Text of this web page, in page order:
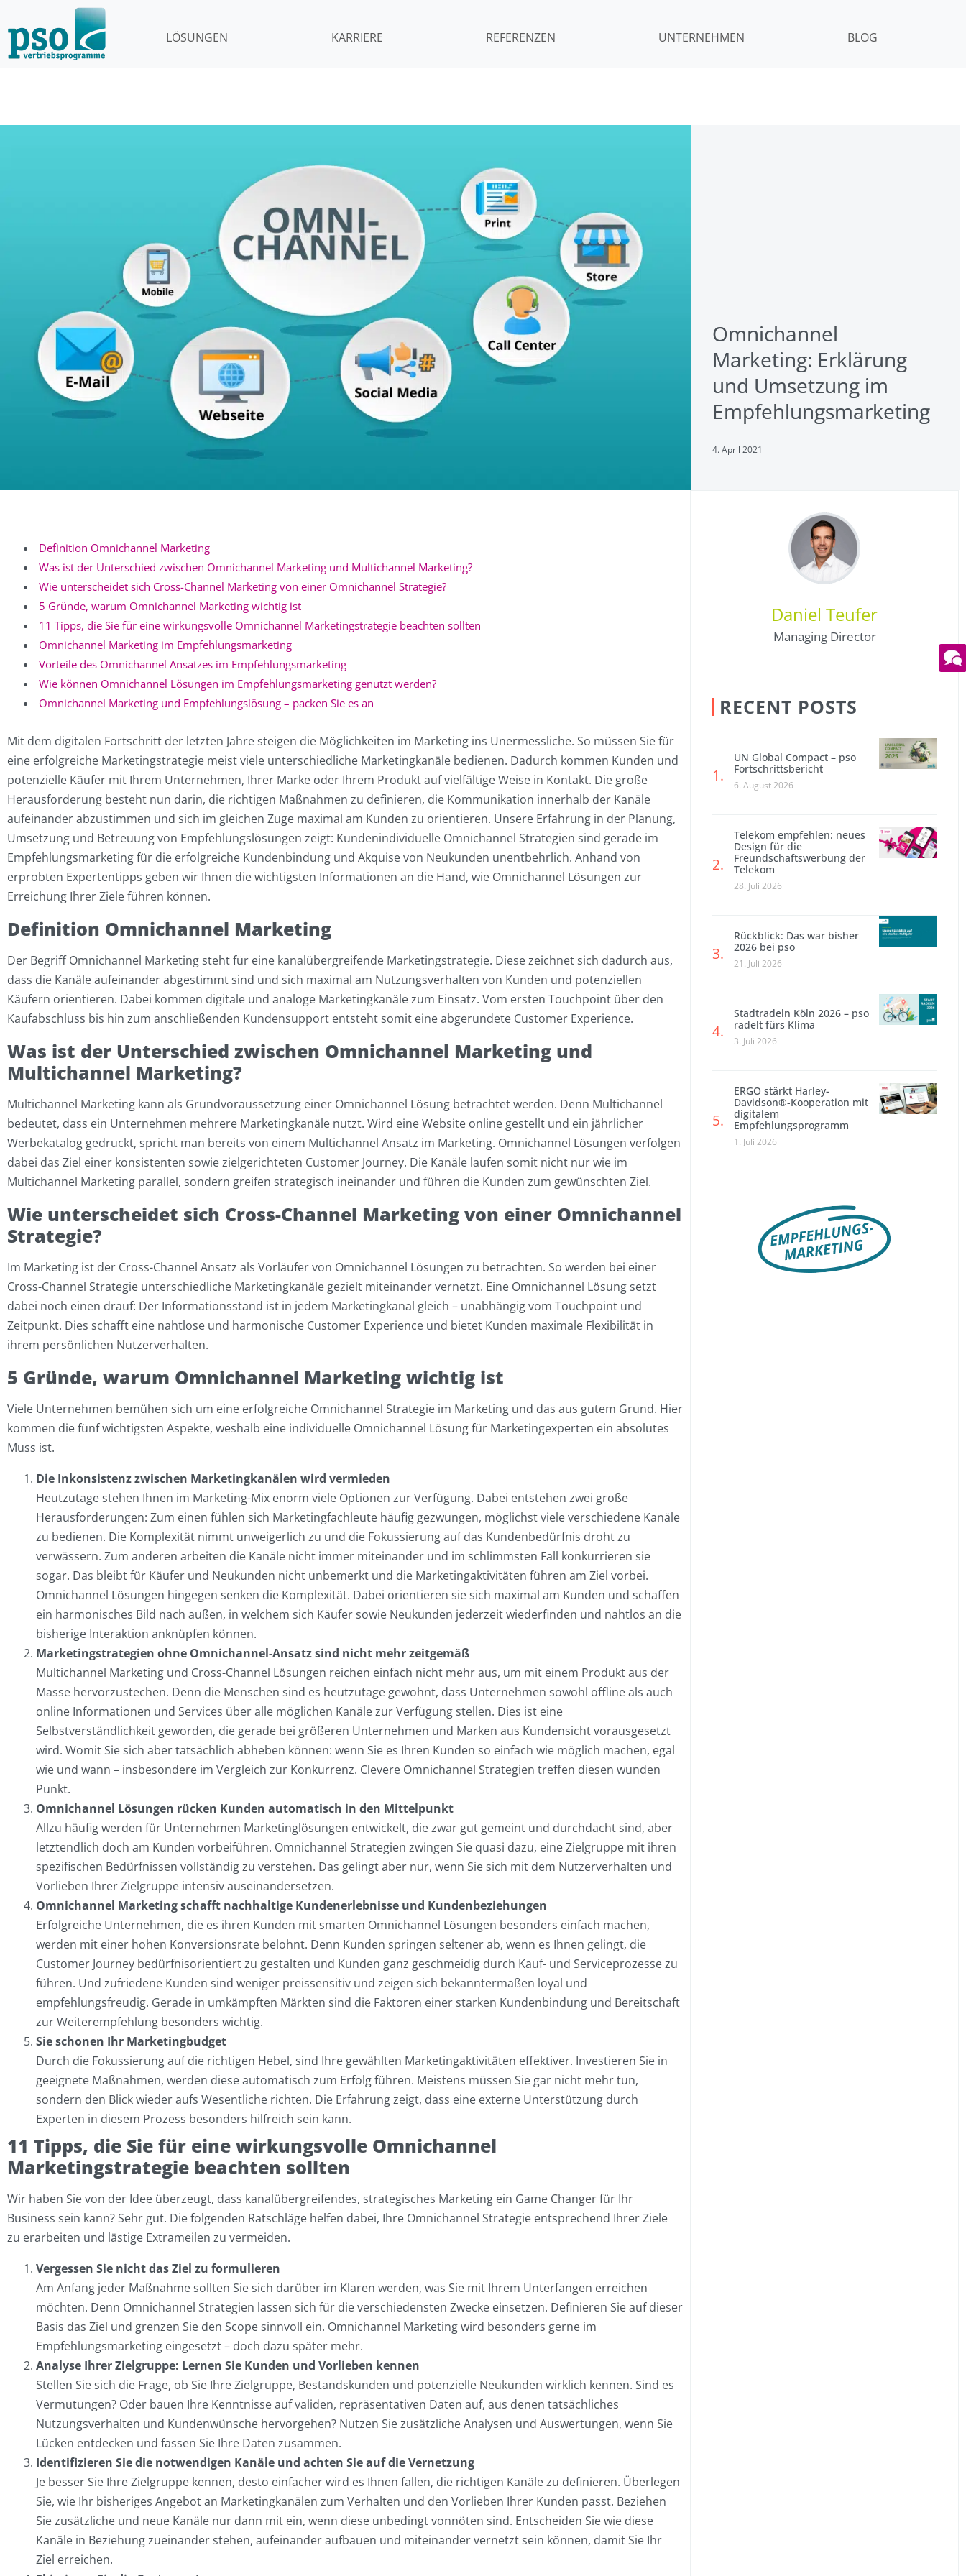
LÖSUNGEN KARRIERE REFERENZEN UNTERNEHMEN BLOG
Omnichannel
Marketing: Erklärung
und Umsetzung im
Empfehlungsmarketing
4. April 2021
Definition Omnichannel Marketing
Was ist der Unterschied zwischen Omnichannel Marketing und Multichannel Marketing?
Wie unterscheidet sich Cross-Channel Marketing von einer Omnichannel Strategie?
5 Gründe, warum Omnichannel Marketing wichtig ist
11 Tipps, die Sie für eine wirkungsvolle Omnichannel Marketingstrategie beachten sollten
Omnichannel Marketing im Empfehlungsmarketing
Vorteile des Omnichannel Ansatzes im Empfehlungsmarketing
Wie können Omnichannel Lösungen im Empfehlungsmarketing genutzt werden?
Omnichannel Marketing und Empfehlungslösung – packen Sie es an
Mit dem digitalen Fortschritt der letzten Jahre steigen die Möglichkeiten im Marketing ins Unermessliche. So müssen Sie für
eine erfolgreiche Marketingstrategie meist viele unterschiedliche Marketingkanäle bedienen. Dadurch kommen Kunden und
potenzielle Käufer mit Ihrem Unternehmen, Ihrer Marke oder Ihrem Produkt auf vielfältige Weise in Kontakt. Die große
Herausforderung besteht nun darin, die richtigen Maßnahmen zu definieren, die Kommunikation innerhalb der Kanäle
aufeinander abzustimmen und sich im gleichen Zuge maximal am Kunden zu orientieren. Unsere Erfahrung in der Planung,
Umsetzung und Betreuung von Empfehlungslösungen zeigt: Kundenindividuelle Omnichannel Strategien sind gerade im
Empfehlungsmarketing für die erfolgreiche Kundenbindung und Akquise von Neukunden unentbehrlich. Anhand von
erprobten Expertentipps geben wir Ihnen die wichtigsten Informationen an die Hand, wie Omnichannel Lösungen zur
Erreichung Ihrer Ziele führen können.
Definition Omnichannel Marketing
Der Begriff Omnichannel Marketing steht für eine kanalübergreifende Marketingstrategie. Diese zeichnet sich dadurch aus,
dass die Kanäle aufeinander abgestimmt sind und sich maximal am Nutzungsverhalten von Kunden und potenziellen
Käufern orientieren. Dabei kommen digitale und analoge Marketingkanäle zum Einsatz. Vom ersten Touchpoint über den
Kaufabschluss bis hin zum anschließenden Kundensupport entsteht somit eine abgerundete Customer Experience.
Was ist der Unterschied zwischen Omnichannel Marketing und
Multichannel Marketing?
Multichannel Marketing kann als Grundvoraussetzung einer Omnichannel Lösung betrachtet werden. Denn Multichannel
bedeutet, dass ein Unternehmen mehrere Marketingkanäle nutzt. Wird eine Website online gestellt und ein jährlicher
Werbekatalog gedruckt, spricht man bereits von einem Multichannel Ansatz im Marketing. Omnichannel Lösungen verfolgen
dabei das Ziel einer konsistenten sowie zielgerichteten Customer Journey. Die Kanäle laufen somit nicht nur wie im
Multichannel Marketing parallel, sondern greifen strategisch ineinander und führen die Kunden zum gewünschten Ziel.
Wie unterscheidet sich Cross-Channel Marketing von einer Omnichannel
Strategie?
Im Marketing ist der Cross-Channel Ansatz als Vorläufer von Omnichannel Lösungen zu betrachten. So werden bei einer
Cross-Channel Strategie unterschiedliche Marketingkanäle gezielt miteinander vernetzt. Eine Omnichannel Lösung setzt
dabei noch einen drauf: Der Informationsstand ist in jedem Marketingkanal gleich – unabhängig vom Touchpoint und
Zeitpunkt. Dies schafft eine nahtlose und harmonische Customer Experience und bietet Kunden maximale Flexibilität in
ihrem persönlichen Nutzerverhalten.
5 Gründe, warum Omnichannel Marketing wichtig ist
Viele Unternehmen bemühen sich um eine erfolgreiche Omnichannel Strategie im Marketing und das aus gutem Grund. Hier
kommen die fünf wichtigsten Aspekte, weshalb eine individuelle Omnichannel Lösung für Marketingexperten ein absolutes
Muss ist.
Die Inkonsistenz zwischen Marketingkanälen wird vermieden
Heutzutage stehen Ihnen im Marketing-Mix enorm viele Optionen zur Verfügung. Dabei entstehen zwei große
Herausforderungen: Zum einen fühlen sich Marketingfachleute häufig gezwungen, möglichst viele verschiedene Kanäle
zu bedienen. Die Komplexität nimmt unweigerlich zu und die Fokussierung auf das Kundenbedürfnis droht zu
verwässern. Zum anderen arbeiten die Kanäle nicht immer miteinander und im schlimmsten Fall konkurrieren sie
sogar. Das bleibt für Käufer und Neukunden nicht unbemerkt und die Marketingaktivitäten führen am Ziel vorbei.
Omnichannel Lösungen hingegen senken die Komplexität. Dabei orientieren sie sich maximal am Kunden und schaffen
ein harmonisches Bild nach außen, in welchem sich Käufer sowie Neukunden jederzeit wiederfinden und nahtlos an die
bisherige Interaktion anknüpfen können.
Marketingstrategien ohne Omnichannel-Ansatz sind nicht mehr zeitgemäß
Multichannel Marketing und Cross-Channel Lösungen reichen einfach nicht mehr aus, um mit einem Produkt aus der
Masse hervorzustechen. Denn die Menschen sind es heutzutage gewohnt, dass Unternehmen sowohl offline als auch
online Informationen und Services über alle möglichen Kanäle zur Verfügung stellen. Dies ist eine
Selbstverständlichkeit geworden, die gerade bei größeren Unternehmen und Marken aus Kundensicht vorausgesetzt
wird. Womit Sie sich aber tatsächlich abheben können: wenn Sie es Ihren Kunden so einfach wie möglich machen, egal
wie und wann – insbesondere im Vergleich zur Konkurrenz. Clevere Omnichannel Strategien treffen diesen wunden
Punkt.
Omnichannel Lösungen rücken Kunden automatisch in den Mittelpunkt
Allzu häufig werden für Unternehmen Marketinglösungen entwickelt, die zwar gut gemeint und durchdacht sind, aber
letztendlich doch am Kunden vorbeiführen. Omnichannel Strategien zwingen Sie quasi dazu, eine Zielgruppe mit ihren
spezifischen Bedürfnissen vollständig zu verstehen. Das gelingt aber nur, wenn Sie sich mit dem Nutzerverhalten und
Vorlieben Ihrer Zielgruppe intensiv auseinandersetzen.
Omnichannel Marketing schafft nachhaltige Kundenerlebnisse und Kundenbeziehungen
Erfolgreiche Unternehmen, die es ihren Kunden mit smarten Omnichannel Lösungen besonders einfach machen,
werden mit einer hohen Konversionsrate belohnt. Denn Kunden springen seltener ab, wenn es Ihnen gelingt, die
Customer Journey bedürfnisorientiert zu gestalten und Kunden ganz geschmeidig durch Kauf- und Serviceprozesse zu
führen. Und zufriedene Kunden sind weniger preissensitiv und zeigen sich bekanntermaßen loyal und
empfehlungsfreudig. Gerade in umkämpften Märkten sind die Faktoren einer starken Kundenbindung und Bereitschaft
zur Weiterempfehlung besonders wichtig.
Sie schonen Ihr Marketingbudget
Durch die Fokussierung auf die richtigen Hebel, sind Ihre gewählten Marketingaktivitäten effektiver. Investieren Sie in
geeignete Maßnahmen, werden diese automatisch zum Erfolg führen. Meistens müssen Sie gar nicht mehr tun,
sondern den Blick wieder aufs Wesentliche richten. Die Erfahrung zeigt, dass eine externe Unterstützung durch
Experten in diesem Prozess besonders hilfreich sein kann.
11 Tipps, die Sie für eine wirkungsvolle Omnichannel
Marketingstrategie beachten sollten
Wir haben Sie von der Idee überzeugt, dass kanalübergreifendes, strategisches Marketing ein Game Changer für Ihr
Business sein kann? Sehr gut. Die folgenden Ratschläge helfen dabei, Ihre Omnichannel Strategie entsprechend Ihrer Ziele
zu erarbeiten und lästige Extrameilen zu vermeiden.
Vergessen Sie nicht das Ziel zu formulieren
Am Anfang jeder Maßnahme sollten Sie sich darüber im Klaren werden, was Sie mit Ihrem Unterfangen erreichen
möchten. Denn Omnichannel Strategien lassen sich für die verschiedensten Zwecke einsetzen. Definieren Sie auf dieser
Basis das Ziel und grenzen Sie den Scope sinnvoll ein. Omnichannel Marketing wird besonders gerne im
Empfehlungsmarketing eingesetzt – doch dazu später mehr.
Analyse Ihrer Zielgruppe: Lernen Sie Kunden und Vorlieben kennen
Stellen Sie sich die Frage, ob Sie Ihre Zielgruppe, Bestandskunden und potenzielle Neukunden wirklich kennen. Sind es
Vermutungen? Oder bauen Ihre Kenntnisse auf validen, repräsentativen Daten auf, aus denen tatsächliches
Nutzungsverhalten und Kundenwünsche hervorgehen? Nutzen Sie zusätzliche Analysen und Auswertungen, wenn Sie
Lücken entdecken und fassen Sie Ihre Daten zusammen.
Identifizieren Sie die notwendigen Kanäle und achten Sie auf die Vernetzung
Je besser Sie Ihre Zielgruppe kennen, desto einfacher wird es Ihnen fallen, die richtigen Kanäle zu definieren. Überlegen
Sie, wie Ihr bisheriges Angebot an Marketingkanälen zum Verhalten und den Vorlieben Ihrer Kunden passt. Beziehen
Sie zusätzliche und neue Kanäle nur dann mit ein, wenn diese unbedingt vonnöten sind. Entscheiden Sie wie diese
Kanäle in Beziehung zueinander stehen, aufeinander aufbauen und miteinander vernetzt sein können, damit Sie Ihr
Ziel erreichen.
Daniel Teufer
Managing Director
RECENT POSTS
UN Global Compact – pso
Fortschrittsbericht
6. August 2026
Telekom empfehlen: neues
Design für die
Freundschaftswerbung der
Telekom
28. Juli 2026
Rückblick: Das war bisher
2026 bei pso
21. Juli 2026
Stadtradeln Köln 2026 – pso
radelt fürs Klima
3. Juli 2026
ERGO stärkt Harley-
Davidson®-Kooperation mit
digitalem
Empfehlungsprogramm
1. Juli 2026